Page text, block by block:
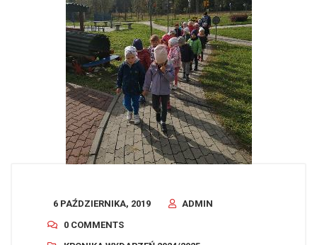
6 PAŹDZIERNIKA, 2019
ADMIN
0 COMMENTS